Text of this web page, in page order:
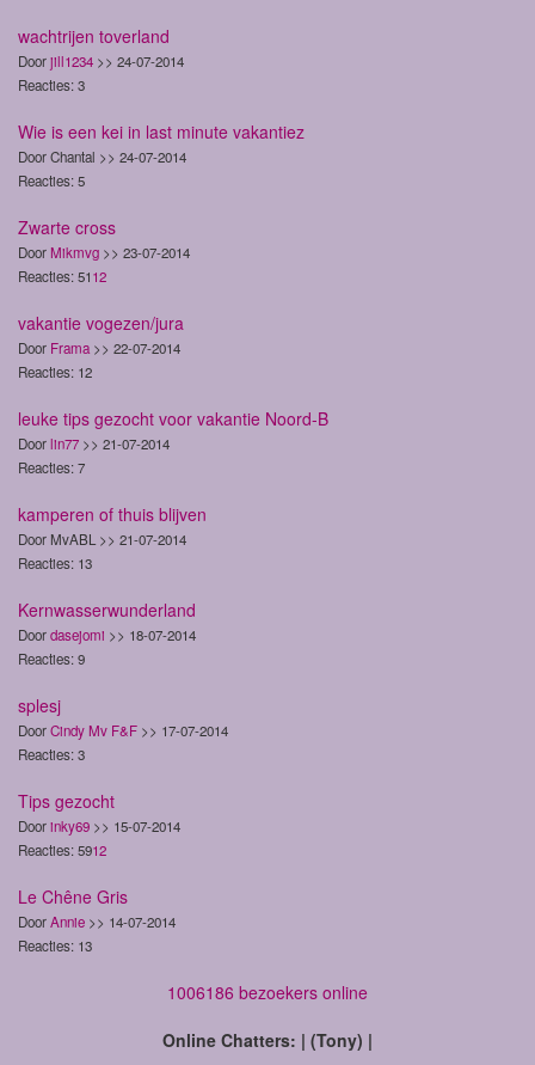
wachtrijen toverland
Doorjill1234 >> 24-07-2014
Reacties: 3
Wie is een kei in last minute vakantiez
Door Chantal >> 24-07-2014
Reacties: 5
Zwarte cross
DoorMikmvg >> 23-07-2014
Reacties: 5112
vakantie vogezen/jura
Door Frama >> 22-07-2014
Reacties: 12
leuke tips gezocht voor vakantie Noord-B
Doorlin77 >> 21-07-2014
Reacties: 7
kamperen of thuis blijven
Door MvABL >> 21-07-2014
Reacties: 13
Kernwasserwunderland
Doordasejomi >> 18-07-2014
Reacties: 9
splesj
DoorCindy Mv F&F >> 17-07-2014
Reacties: 3
Tips gezocht
Doorinky69 >> 15-07-2014
Reacties: 5912
Le Chêne Gris
DoorAnnie >> 14-07-2014
Reacties: 13
1006186 bezoekers online
Online Chatters: | (Tony) |